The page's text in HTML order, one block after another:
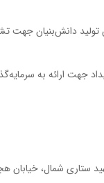
تولید دانش‌بنیان
جهت ارائه به
شهید ستاری شمال،